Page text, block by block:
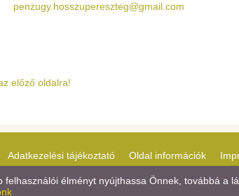
penzugy.hosszupereszteg@gmail.com
előző oldalra!
Adatkezelési tájékoztató Oldal információk
élményt nyújthassa Önnek, továbbá a